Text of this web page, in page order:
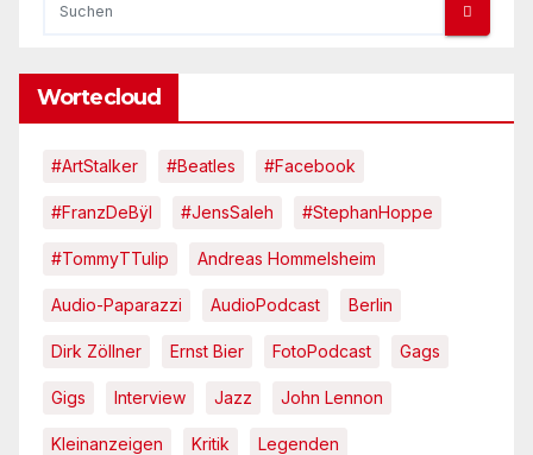
Wortecloud
#ArtStalker #Beatles #Facebook
#FranzDeBÿl #JensSaleh #StephanHoppe
#TommyTTulip Andreas Hommelsheim
Audio-Paparazzi AudioPodcast Berlin
Dirk Zöllner Ernst Bier FotoPodcast Gags
Gigs Interview Jazz John Lennon
Kleinanzeigen Kritik Legenden